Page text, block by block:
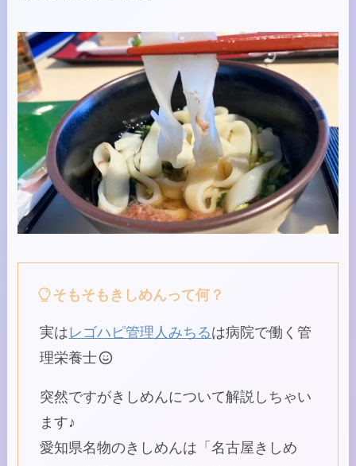
そもそもきしめんって何？
実はレゴハピ管理人みちるは病院で働く管
理栄養士
突然ですがきしめんについて解説しちゃい
ます♪
愛知県名物のきしめんは「名古屋きしめ